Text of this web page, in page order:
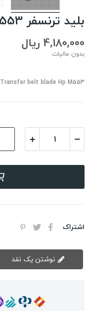
بلید ترنسفر Hp M553
4,180,000 ریال
بدون مالیات
Transfer belt blade Hp M553
اشتراک